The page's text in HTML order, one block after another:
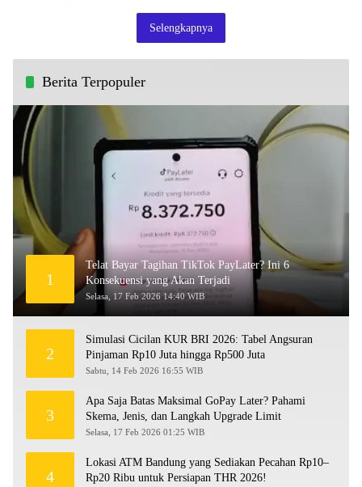
Selengkapnya
Berita Terpopuler
1
Telat Bayar Tagihan TikTok PayLater? Ini 6
Konsekuensi yang Akan Terjadi
Selasa, 17 Feb 2026 14:40 WIB
2
Simulasi Cicilan KUR BRI 2026: Tabel Angsuran
Pinjaman Rp10 Juta hingga Rp500 Juta
Sabtu, 14 Feb 2026 16:55 WIB
3
Apa Saja Batas Maksimal GoPay Later? Pahami
Skema, Jenis, dan Langkah Upgrade Limit
Selasa, 17 Feb 2026 01:25 WIB
4
Lokasi ATM Bandung yang Sediakan Pecahan Rp10–
Rp20 Ribu untuk Persiapan THR 2026!